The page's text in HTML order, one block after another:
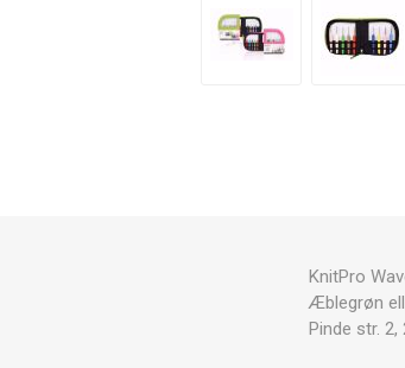
KnitPro
Æblegrøn
Pinde str.